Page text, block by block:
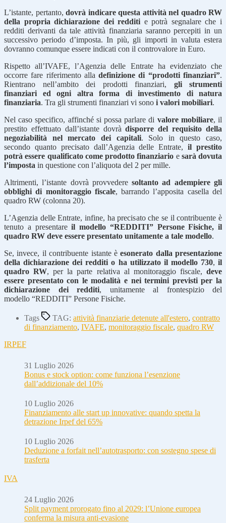
L’istante, pertanto, dovrà indicare questa attività nel quadro RW
della propria dichiarazione dei redditi e potrà segnalare che i
redditi derivanti da tale attività finanziaria saranno percepiti in un
successivo periodo d’imposta. In più, gli importi in valuta estera
dovranno comunque essere indicati con il controvalore in Euro.
Rispetto all’IVAFE, l’Agenzia delle Entrate ha evidenziato che
occorre fare riferimento alla definizione di “prodotti finanziari”.
Rientrano nell’ambito dei prodotti finanziari, gli strumenti
finanziari ed ogni altra forma di investimento di natura
finanziaria. Tra gli strumenti finanziari vi sono i valori mobiliari.
Nel caso specifico, affinché si possa parlare di valore mobiliare, il
prestito effettuato dall’istante dovràdisporre del requisito della
negoziabilità nel mercato dei capitali. Solo in questo caso,
secondo quanto precisato dall’Agenzia delle Entrate,il prestito
potrà essere qualificato come prodotto finanziario e sarà dovuta
l’imposta in questione con l’aliquota del 2 per mille.
Altrimenti, l’istante dovrà provvederesoltanto ad adempiere gli
obblighi di monitoraggio fiscale, barrando l’apposita casella del
quadro RW (colonna 20).
L’Agenzia delle Entrate, infine, ha precisato che se il contribuente è
tenuto a presentareil modello “REDDITI” Persone Fisiche, il
quadro RW deve essere presentato unitamente a tale modello.
Se, invece, il contribuente istante èesonerato dalla presentazione
della dichiarazione dei redditi o ha utilizzato il modello 730,il
quadro RW, per la parte relativa al monitoraggio fiscale,deve
essere presentato con le modalità e nei termini previsti per la
dichiarazione dei redditi, unitamente al frontespizio del
modello “REDDITI” Persone Fisiche.
Tags TAG: attività finanziarie detenute all'estero, contratto
di finanziamento, IVAFE, monitoraggio fiscale, quadro RW
IRPEF
31 Luglio 2026
Bonus e stock option: come funziona l’esenzione
dall’addizionale del 10%
10 Luglio 2026
Finanziamento alle start up innovative: quando spetta la
detrazione Irpef del 65%
10 Luglio 2026
Deduzione a forfait nell’autotrasporto: con sostegno spese di
trasferta
IVA
24 Luglio 2026
Split payment prorogato fino al 2029: l’Unione europea
conferma la misura anti-evasione